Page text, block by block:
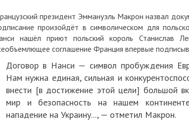
президент Эммануэль Макрон назвал
произойдёт в символическом для
нашёл приют польский король Станислав
соглашение Франция впервые
Договор в Нанси — символ пробуждения
Нам нужна единая, сильная и
внести [в достижение этой цели] большой
мир и безопасность на нашем
нападение на Украину..., — отметил Макрон.